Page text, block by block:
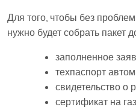
Для того, чтобы без
нужно будет собрать пакет
заполненное
техпаспорт
свидетельство о
сертификат на